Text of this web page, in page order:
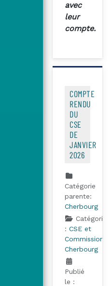
avec
leur
compte.
COMPTE
RENDU
DU
CSE
DE
JANVIER
2026
Catégorie
parente:
Cherbourg
Catégorie
: CSE et
Commissions
Cherbourg
Publié
le :